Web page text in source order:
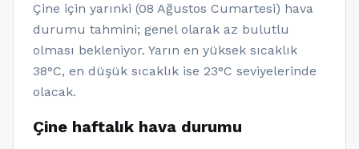
Çine için yarınki (08 Ağustos Cumartesi) hava
durumu tahmini; genel olarak az bulutlu
olması bekleniyor. Yarın en yüksek sıcaklık
38°C, en düşük sıcaklık ise 23°C seviyelerinde
olacak.
Çine haftalık hava durumu